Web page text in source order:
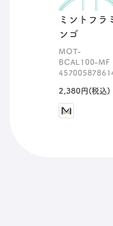
ミントフラ
ンゴ
MOT-
BCAL100-MF
2,380円(税込)